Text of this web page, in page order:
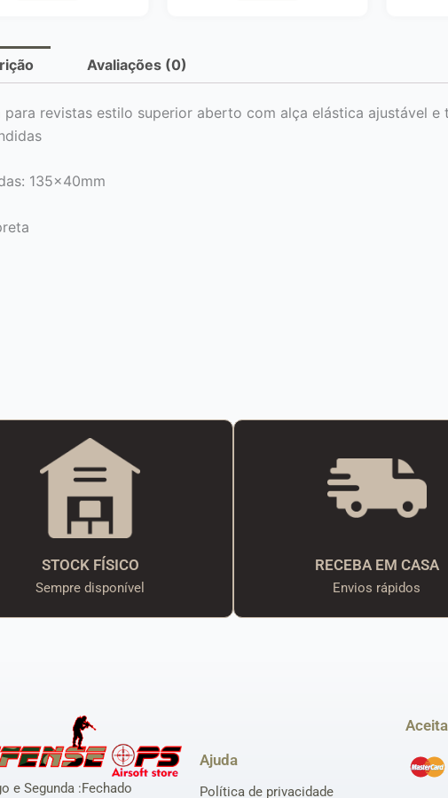
Avaliações (0)
para revistas estilo superior aberto com alça elástica ajustável
135x40mm
STOCK FÍSICO
Sempre disponível
RECEBA EM CASA
Envios rápidos
e Segunda :Fechado
Ajuda
Política de privacidade